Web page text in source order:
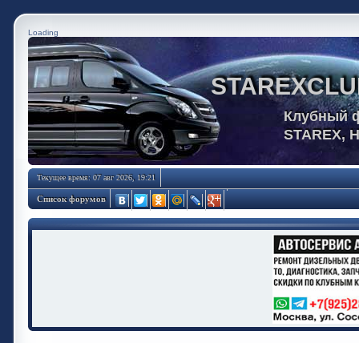
Loading
Клубный
STAREX,
Текущее время: 07 авг 2026, 19:21
Список форумов